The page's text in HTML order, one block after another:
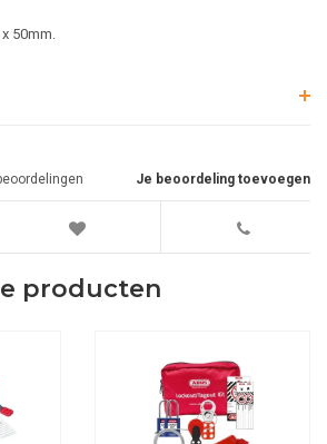
50mm.
Je beoordeling toevoegen
producten